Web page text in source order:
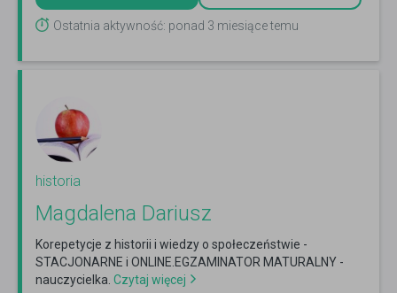
Ostatnia aktywność: ponad 3 miesiące temu
historia
Magdalena Dariusz
Korepetycje z historii i wiedzy o społeczeństwie -
STACJONARNE i ONLINE.EGZAMINATOR MATURALNY -
nauczycielka. Czytaj więcej